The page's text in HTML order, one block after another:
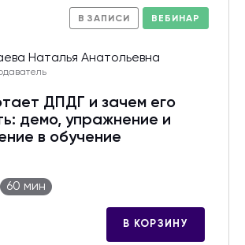
В ЗАПИСИ ВЕБИНАР
Наталья Анатольевна
ДПДГ и зачем его
демо, упражнение и
в обучение
60 мин
В КОРЗИНУ